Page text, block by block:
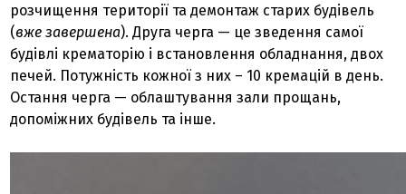
розчищення території та демонтаж старих будівель
(вже завершена). Друга черга — це зведення самої
будівлі крематорію і встановлення обладнання, двох
печей. Потужність кожної з них – 10 кремацій в день.
Остання черга — облаштування зали прощань,
допоміжних будівель та інше.